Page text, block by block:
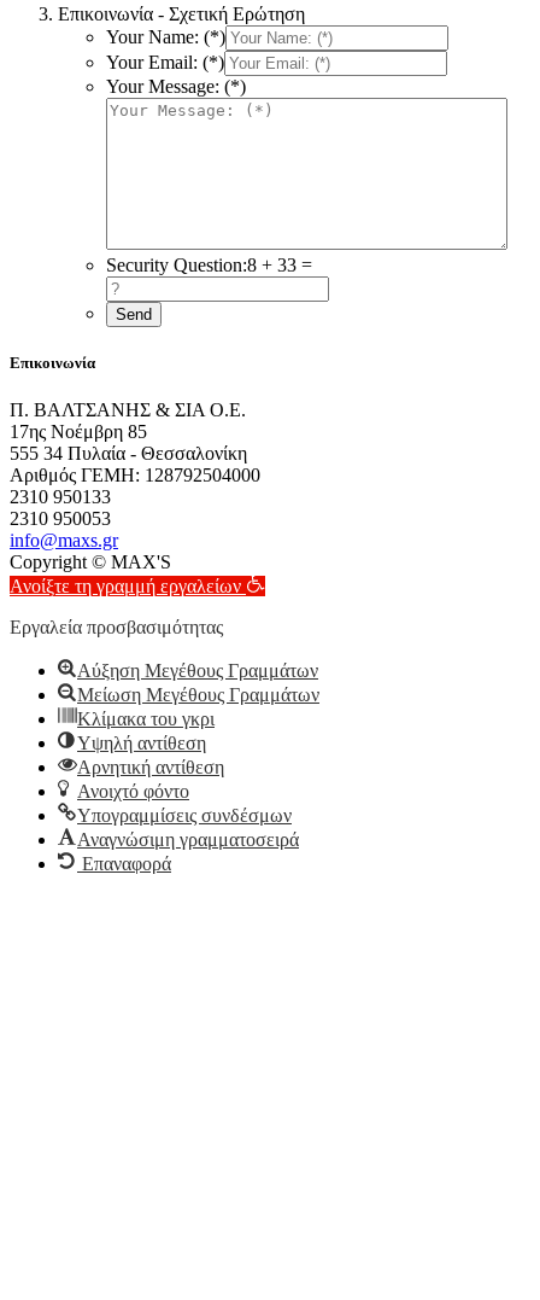
Επικοινωνία - Σχετική Ερώτηση
Your Name: (*)
Your Email: (*)
Your Message: (*)
Security Question:8 + 33 =
Επικοινωνία
Π. ΒΑΛΤΣΑΝΗΣ & ΣΙΑ Ο.Ε.
17ης Νοέμβρη 85
555 34 Πυλαία - Θεσσαλονίκη
Αριθμός ΓΕΜΗ: 128792504000
2310 950133
2310 950053
info@maxs.gr
Copyright © MAX'S
Ανοίξτε τη γραμμή εργαλείων
Εργαλεία προσβασιμότητας
Αύξηση Μεγέθους Γραμμάτων
Μείωση Μεγέθους Γραμμάτων
Κλίμακα του γκρι
Υψηλή αντίθεση
Αρνητική αντίθεση
Ανοιχτό φόντο
Υπογραμμίσεις συνδέσμων
Αναγνώσιμη γραμματοσειρά
Επαναφορά